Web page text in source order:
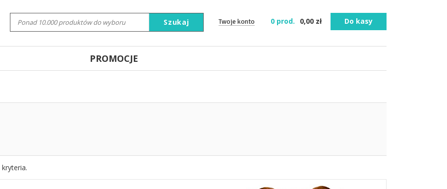
Twoje konto 0 prod. 0,00 zł Do kasy
Szukaj
PROMOCJE